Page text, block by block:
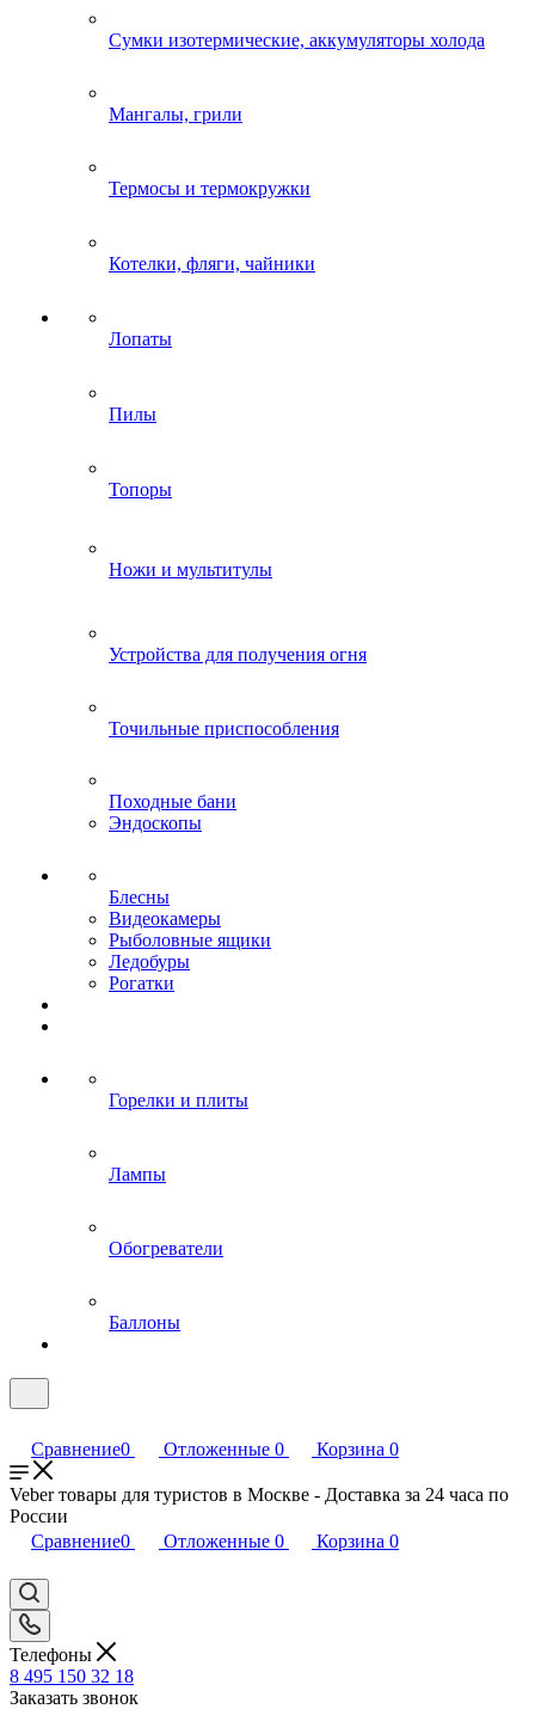
Сумки изотермические, аккумуляторы холода
Мангалы, грили
Термосы и термокружки
Котелки, фляги, чайники
Лопаты
Пилы
Топоры
Ножи и мультитулы
Устройства для получения огня
Точильные приспособления
Походные бани
Эндоскопы
Блесны
Видеокамеры
Рыболовные ящики
Ледобуры
Рогатки
Горелки и плиты
Лампы
Обогреватели
Баллоны
Сравнение0 Отложенные 0 Корзина 0
Veber товары для туристов в Москве - Доставка за 24 часа по
России
Сравнение0 Отложенные 0 Корзина 0
Телефоны
8 495 150 32 18
Заказать звонок